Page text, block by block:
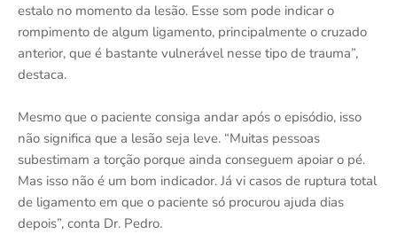
estalo no momento da lesão. Esse som pode indicar o
rompimento de algum ligamento, principalmente o cruzado
anterior, que é bastante vulnerável nesse tipo de trauma”,
destaca.
Mesmo que o paciente consiga andar após o episódio, isso
não significa que a lesão seja leve. “Muitas pessoas
subestimam a torção porque ainda conseguem apoiar o pé.
Mas isso não é um bom indicador. Já vi casos de ruptura total
de ligamento em que o paciente só procurou ajuda dias
depois”, conta Dr. Pedro.